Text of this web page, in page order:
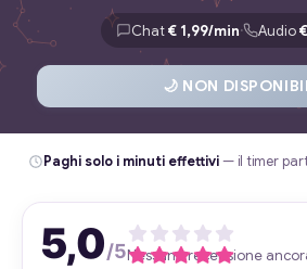
Chat€ 1,99/min· Audio
🌙 NON
Paghi solo i minuti effettivi— il timer
5,0/5Nessuna recensione